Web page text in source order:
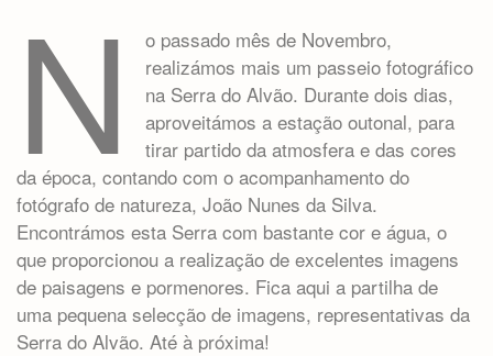
N
o passado mês de Novembro,
realizámos mais um passeio fotográfico
na Serra do Alvão. Durante dois dias,
aproveitámos a estação outonal, para
tirar partido da atmosfera e das cores
da época, contando com o acompanhamento do
fotógrafo de natureza, João Nunes da Silva.
Encontrámos esta Serra com bastante cor e água, o
que proporcionou a realização de excelentes imagens
de paisagens e pormenores. Fica aqui a partilha de
uma pequena selecção de imagens, representativas da
Serra do Alvão. Até à próxima!